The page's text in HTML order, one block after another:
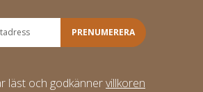
läst och godkännervillkoren